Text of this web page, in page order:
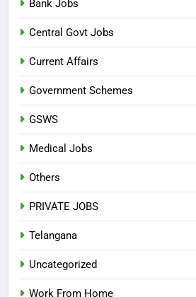
Bank Jobs
Central Govt Jobs
Current Affairs
Government Schemes
GSWS
Medical Jobs
Others
PRIVATE JOBS
Telangana
Uncategorized
Work From Home